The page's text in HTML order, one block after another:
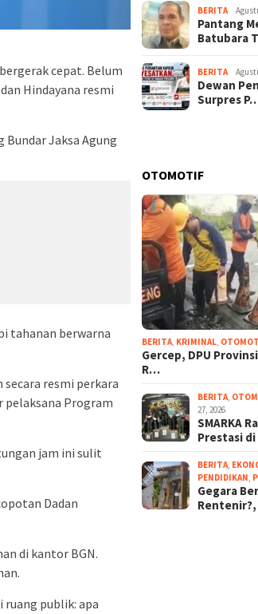
cepat. Belum
Hindayana resmi
Bundar Jaksa Agung
tahanan berwarna
resmi perkara
pelaksana Program
jam ini sulit
Dadan
di kantor BGN.
publik: apa
BERITA
Pantang
Batubara
BERITA
Dewan
Surpres
OTOMOTIF
BERITA KRIMINAL
Gercep, DPU
R…
BERITA
27, 2026
SMARKA
Prestasi
BERITA
PENDIDIKAN
Gegara